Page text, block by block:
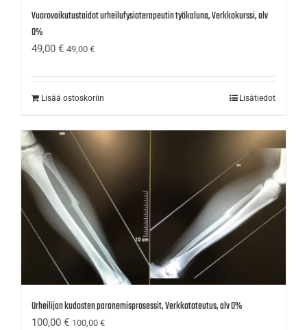
Vuorovaikutustaidot urheilufysioterapeutin työkaluna, Verkkokurssi, alv
0%
49,00 € 49,00 €
Lisää ostoskoriin Lisätiedot
Urheilijan kudosten paranemisprosessit, Verkkototeutus, alv 0%
100,00 € 100,00 €